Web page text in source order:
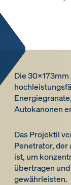
Die
Autokanonen
Das Projektil
Penetrator,
ist, um
übertragen
gewährleisten.